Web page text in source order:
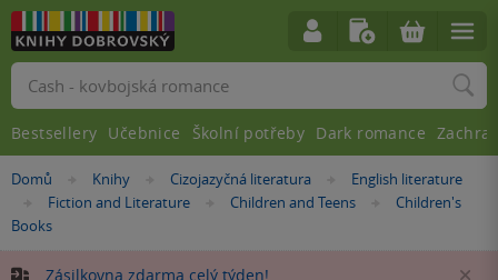
Nacházíte
zde:
Domů »Knihy »Cizojazyčná literatura »English literature
»Fiction and Literature »
Children and Teens »
Children's
Books
Zásilkovna zdarma celý týden!
Vyhledávání
Bestsellery Učebnice Školní potřeby Dark romance